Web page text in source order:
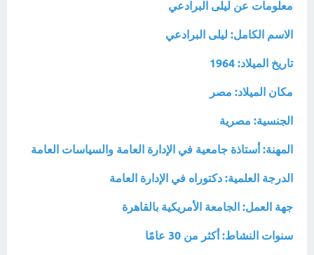
معلومات عن ليلى البرادعي
الاسم الكامل: ليلى البرادعي
تاريخ الميلاد: 1964
مكان الميلاد: مصر
الجنسية: مصرية
المهنة: أستاذة جامعية في الإدارة العامة والسياسات العامة
الدرجة العلمية: دكتوراه في الإدارة العامة
جهة العمل: الجامعة الأمريكية بالقاهرة
سنوات النشاط: أكثر من 30 عامًا